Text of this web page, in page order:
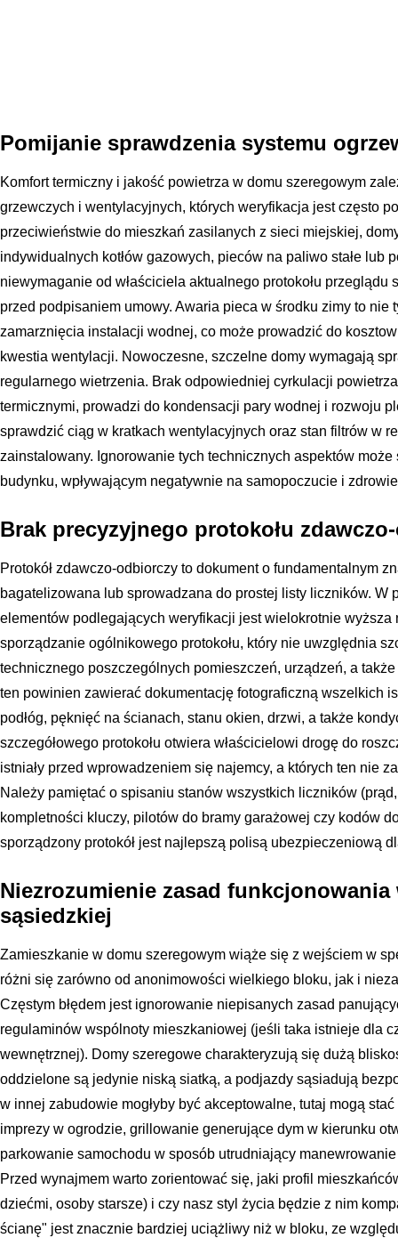
Pomijanie sprawdzenia systemu
Komfort termiczny i jakość powietrza w domu szeregowym
grzewczych i wentylacyjnych, których weryfikacja jest często
przeciwieństwie do mieszkań zasilanych z sieci miejskiej,
indywidualnych kotłów gazowych, pieców na paliwo stałe lub
niewymaganie od właściciela aktualnego protokołu
przed podpisaniem umowy. Awaria pieca w środku zimy to nie
zamarznięcia instalacji wodnej, co może prowadzić do
kwestia wentylacji. Nowoczesne, szczelne domy wymagają
regularnego wietrzenia. Brak odpowiedniej cyrkulacji
termicznymi, prowadzi do kondensacji pary wodnej i rozwoju
sprawdzić ciąg w kratkach wentylacyjnych oraz stan filtrów w
zainstalowany. Ignorowanie tych technicznych aspektów
budynku, wpływającym negatywnie na samopoczucie i
Brak precyzyjnego protokołu
Protokół zdawczo-odbiorczy to dokument o fundamentalnym
bagatelizowana lub sprowadzana do prostej listy liczników. W
elementów podlegających weryfikacji jest wielokrotnie wyższa
sporządzanie ogólnikowego protokołu, który nie uwzględnia
technicznego poszczególnych pomieszczeń, urządzeń, a
ten powinien zawierać dokumentację fotograficzną wszelkich
podłóg, pęknięć na ścianach, stanu okien, drzwi, a także
szczegółowego protokołu otwiera właścicielowi drogę do
istniały przed wprowadzeniem się najemcy, a których ten nie
Należy pamiętać o spisaniu stanów wszystkich liczników
kompletności kluczy, pilotów do bramy garażowej czy kodów
sporządzony protokół jest najlepszą polisą ubezpieczeniową
Niezrozumienie zasad
sąsiedzkiej
Zamieszkanie w domu szeregowym wiąże się z wejściem w
różni się zarówno od anonimowości wielkiego bloku, jak i
Częstym błędem jest ignorowanie niepisanych zasad
regulaminów wspólnoty mieszkaniowej (jeśli taka istnieje dla
wewnętrznej). Domy szeregowe charakteryzują się dużą
oddzielone są jedynie niską siatką, a podjazdy sąsiadują
w innej zabudowie mogłyby być akceptowalne, tutaj mogą
imprezy w ogrodzie, grillowanie generujące dym w kierunku
parkowanie samochodu w sposób utrudniający
Przed wynajmem warto zorientować się, jaki profil
dziećmi, osoby starsze) i czy nasz styl życia będzie z nim
ścianę" jest znacznie bardziej uciążliwy niż w bloku, ze